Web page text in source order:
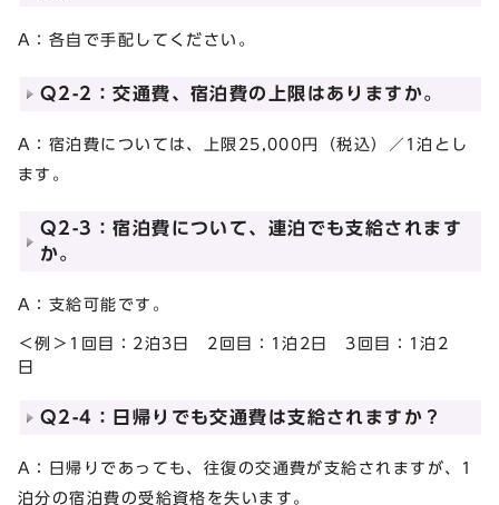
A：各自で手配してください。
Q2-2：交通費、宿泊費の上限はありますか。
A：宿泊費については、上限25,000円（税込）／1泊とし
ます。
Q2-3：宿泊費について、連泊でも支給されます
か。
A：支給可能です。
＜例＞1回目：2泊3日 2回目：1泊2日 3回目：1泊2
日
Q2-4：日帰りでも交通費は支給されますか？
A：日帰りであっても、往復の交通費が支給されますが、1
泊分の宿泊費の受給資格を失います。